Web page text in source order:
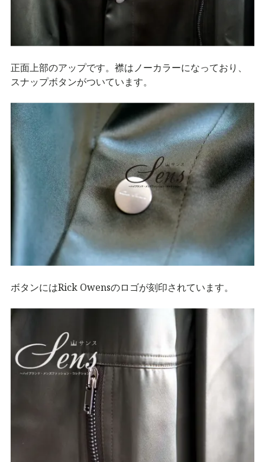
正面上部のアップです。襟はノーカラーになっており、
スナップボタンがついています。
ボタンにはRick Owensのロゴが刻印されています。